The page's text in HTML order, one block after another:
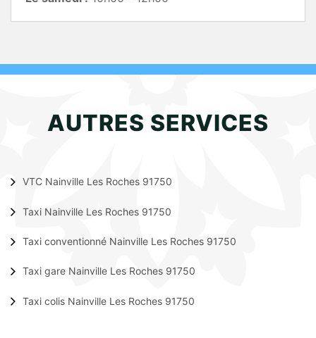
AUTRES SERVICES
VTC Nainville Les Roches 91750
Taxi Nainville Les Roches 91750
Taxi conventionné Nainville Les Roches 91750
Taxi gare Nainville Les Roches 91750
Taxi colis Nainville Les Roches 91750